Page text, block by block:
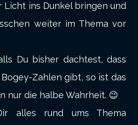
ins Dunkel bringen und
weiter im Thema vor
Du bisher dachtest, dass
Zahlen gibt, so ist das
nur die halbe Wahrheit. 😉
alles rund ums Thema